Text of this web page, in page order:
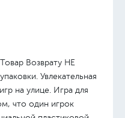
Возврату НЕ
Увлекательная
на улице. Игра для
что один игрок